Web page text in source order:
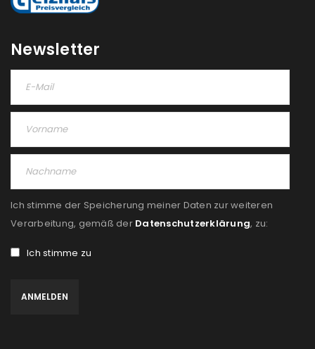
Newsletter
Ich stimme der Speicherung meiner Daten zur weiteren
Verarbeitung, gemäß der Datenschutzerklärung, zu:
Ich stimme zu